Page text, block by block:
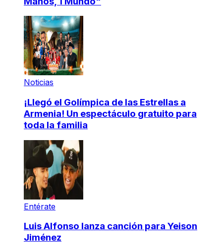
Noticias
¡Llegó el Golímpica de las Estrellas a
Armenia! Un espectáculo gratuito para
toda la familia
Entérate
Luis Alfonso lanza canción para Yeison
Jiménez